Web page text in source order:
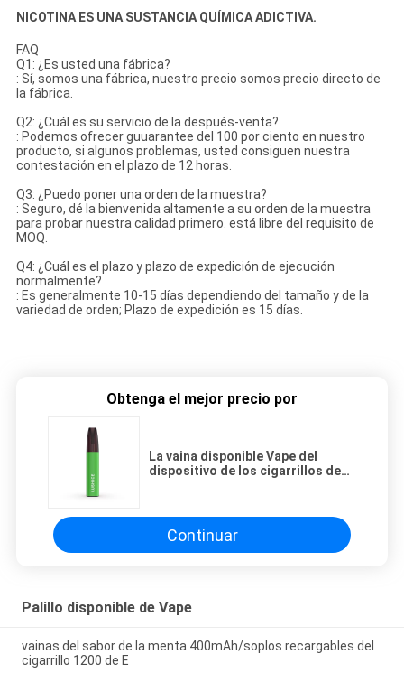
NICOTINA ES UNA SUSTANCIA QUÍMICA ADICTIVA.
FAQ
Q1: ¿Es usted una fábrica?
: Sí, somos una fábrica, nuestro precio somos precio directo de
la fábrica.
Q2: ¿Cuál es su servicio de la después-venta?
: Podemos ofrecer guuarantee del 100 por ciento en nuestro
producto, si algunos problemas, usted consiguen nuestra
contestación en el plazo de 12 horas.
Q3: ¿Puedo poner una orden de la muestra?
: Seguro, dé la bienvenida altamente a su orden de la muestra
para probar nuestra calidad primero. está libre del requisito de
MOQ.
Q4: ¿Cuál es el plazo y plazo de expedición de ejecución
normalmente?
: Es generalmente 10-15 días dependiendo del tamaño y de la
variedad de orden; Plazo de expedición es 15 días.
Obtenga el mejor precio por
La vaina disponible Vape del
dispositivo de los cigarrillos de
Continuar
Palillo disponible de Vape
vainas del sabor de la menta 400mAh/soplos recargables del
cigarrillo 1200 de E